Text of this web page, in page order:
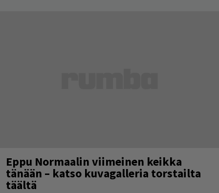
Eppu Normaalin viimeinen keikka
tänään – katso kuvagalleria torstailta
täältä